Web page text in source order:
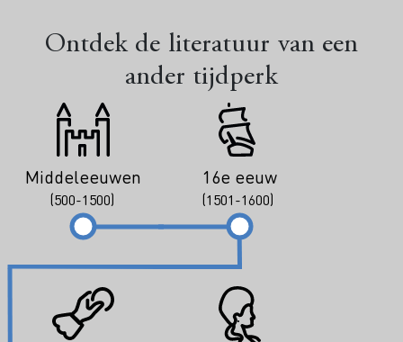
Ontdek de literatuur van een
ander tijdperk
Middeleeuwen
(500-1500)
16e eeuw
(1501-1600)